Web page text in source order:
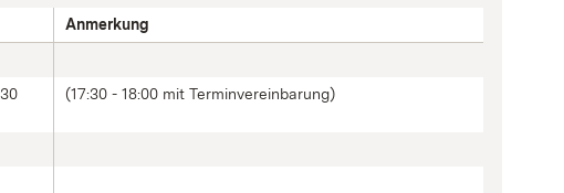
Anmerkung
(17:30 - 18:00 mit Terminvereinbarung)